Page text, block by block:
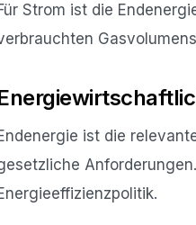
Strom ist die
ist die